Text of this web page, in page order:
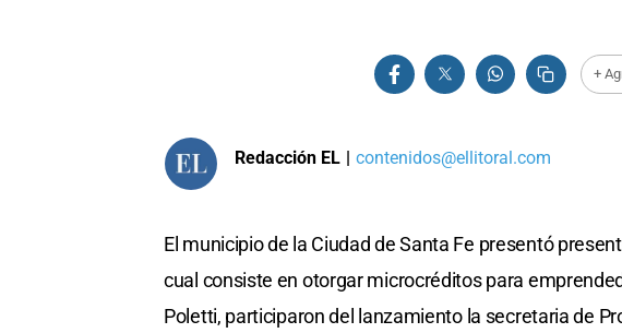
+
Redacción EL | contenidos@ellitoral.com
El municipio de la Ciudad de Santa Fe presentó
cual consiste en otorgar microcréditos para
Poletti, participaron del lanzamiento la secretaria de